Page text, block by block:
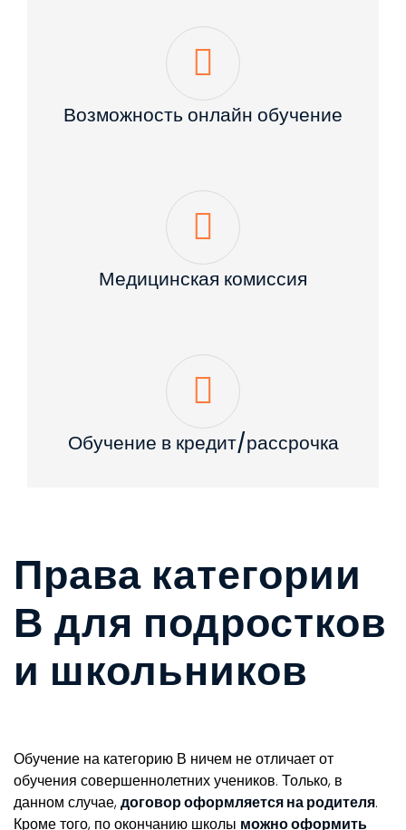
Возможность онлайн обучение
Медицинская комиссия
Обучение в кредит/рассрочка
Права категории
В для подростков
и школьников
Обучение на категорию В ничем не отличает от
обучения совершеннолетних учеников. Только, в
данном случае,договор оформляется на родителя.
Кроме того, по окончанию школы можно оформить